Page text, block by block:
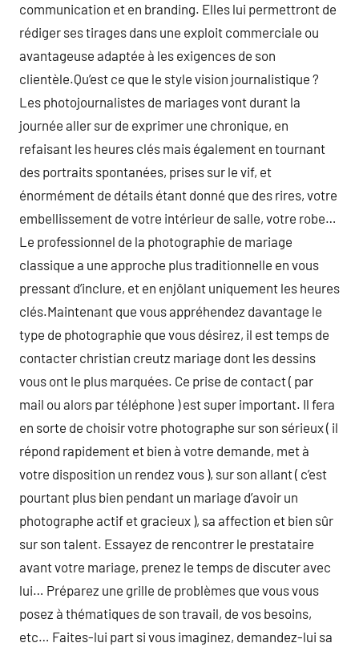
communication et en branding. Elles lui permettront de
rédiger ses tirages dans une exploit commerciale ou
avantageuse adaptée à les exigences de son
clientèle.Qu’est ce que le style vision journalistique ?
Les photojournalistes de mariages vont durant la
journée aller sur de exprimer une chronique, en
refaisant les heures clés mais également en tournant
des portraits spontanées, prises sur le vif, et
énormément de détails étant donné que des rires, votre
embellissement de votre intérieur de salle, votre robe…
Le professionnel de la photographie de mariage
classique a une approche plus traditionnelle en vous
pressant d’inclure, et en enjôlant uniquement les heures
clés.Maintenant que vous appréhendez davantage le
type de photographie que vous désirez, il est temps de
contacter christian creutz mariage dont les dessins
vous ont le plus marquées. Ce prise de contact ( par
mail ou alors par téléphone ) est super important. Il fera
en sorte de choisir votre photographe sur son sérieux ( il
répond rapidement et bien à votre demande, met à
votre disposition un rendez vous ), sur son allant ( c’est
pourtant plus bien pendant un mariage d’avoir un
photographe actif et gracieux ), sa affection et bien sûr
sur son talent. Essayez de rencontrer le prestataire
avant votre mariage, prenez le temps de discuter avec
lui… Préparez une grille de problèmes que vous vous
posez à thématiques de son travail, de vos besoins,
etc… Faites-lui part si vous imaginez, demandez-lui sa